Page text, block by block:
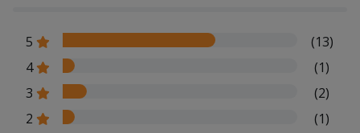
5
(13)
4
(1)
3
(2)
2
(1)